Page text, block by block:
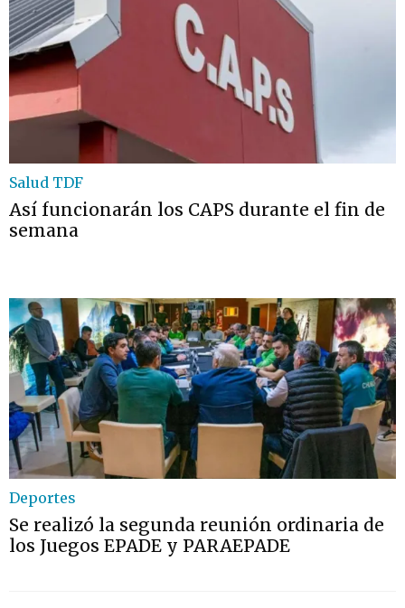
Salud TDF
Así funcionarán los CAPS durante el fin de
semana
Deportes
Se realizó la segunda reunión ordinaria de
los Juegos EPADE y PARAEPADE